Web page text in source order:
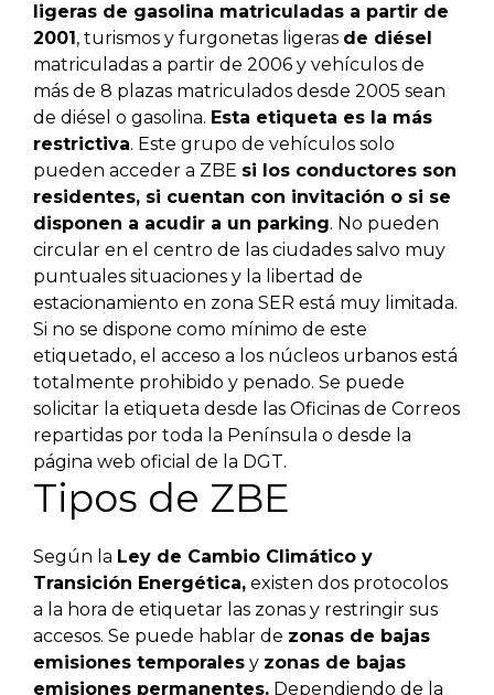
ligeras de gasolina matriculadas a partir de
2001, turismos y furgonetas ligeras de diésel
matriculadas a partir de 2006 y vehículos de
más de 8 plazas matriculados desde 2005 sean
de diésel o gasolina. Esta etiqueta es la más
restrictiva. Este grupo de vehículos solo
pueden acceder a ZBE si los conductores son
residentes, si cuentan con invitación o si se
disponen a acudir a un parking. No pueden
circular en el centro de las ciudades salvo muy
puntuales situaciones y la libertad de
estacionamiento en zona SER está muy limitada.
Si no se dispone como mínimo de este
etiquetado, el acceso a los núcleos urbanos está
totalmente prohibido y penado. Se puede
solicitar la etiqueta desde las Oficinas de Correos
repartidas por toda la Península o desde la
página web oficial de la DGT.
Tipos de ZBE
Según la Ley de Cambio Climático y
Transición Energética, existen dos protocolos
a la hora de etiquetar las zonas y restringir sus
accesos. Se puede hablar de zonas de bajas
emisiones temporales y zonas de bajas
emisiones permanentes. Dependiendo de la